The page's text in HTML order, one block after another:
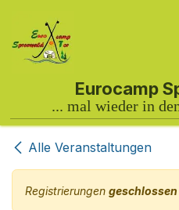
Alle Veranstaltungen
Registrierungen geschlossen